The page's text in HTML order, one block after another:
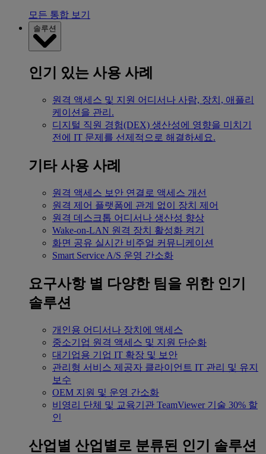
모든 통합 보기
솔루션
인기 있는 사용 사례
원격 액세스 및 지원 어디서나 사람, 장치, 애플리
케이션을 관리.
디지털 직원 경험(DEX) 생산성에 영향을 미치기
전에 IT 문제를 선제적으로 해결하세요.
기타 사용 사례
원격 액세스 보안 연결로 액세스 개선
원격 제어 플랫폼에 관계 없이 장치 제어
원격 데스크톱 어디서나 생산성 향상
Wake-on-LAN 원격 장치 활성화 켜기
화면 공유 실시간 비주얼 커뮤니케이션
Smart Service A/S 운영 간소화
요구사항 별 다양한 팀을 위한 인기
솔루션
개인용 어디서나 장치에 액세스
중소기업 원격 액세스 및 지원 단순화
대기업용 기업 IT 확장 및 보안
관리형 서비스 제공자 클라이언트 IT 관리 및 유지
보수
OEM 지원 및 운영 간소화
비영리 단체 및 교육기관 TeamViewer 기술 30% 할
인
산업별 산업별로 분류된 인기 솔루션